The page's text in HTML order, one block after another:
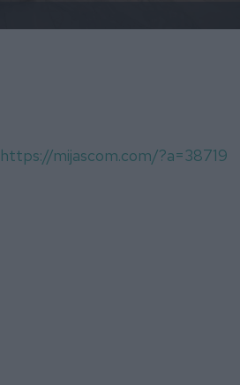
https://mijascom.com/?a=38719